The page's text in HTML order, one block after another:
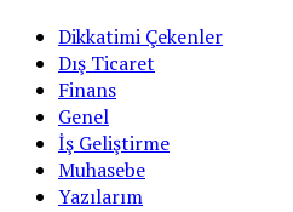
Dikkatimi Çekenler
Dış Ticaret
Finans
Genel
İş Geliştirme
Muhasebe
Yazılarım